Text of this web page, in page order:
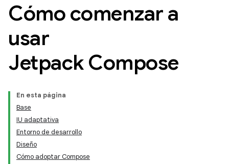
Cómo comenzar a
usar
Jetpack Compose
En esta página
Base
IU adaptativa
Entorno de desarrollo
Diseño
Cómo adoptar Compose